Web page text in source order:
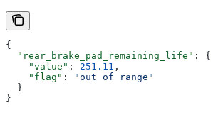
{
  "rear_brake_pad_remaining_life"
: {
    "value"
: 251.11 ,
    "flag"
:
"out of range"
  }
}